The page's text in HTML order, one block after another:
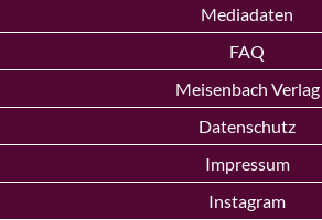
Mediadaten
FAQ
Meisenbach Verlag
Datenschutz
Impressum
Instagram